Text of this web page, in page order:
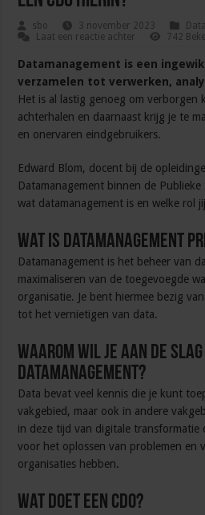
sbo 3 november 2023
Data
Laat een reactie achter
742
Datamanagement is een
verzamelen tot verwerken,
Het is al lastig genoeg om verborgen
achterhalen en daarnaast krijg je te
en onervaren eindgebruikers.
Edward Blom, docent bij de
Datamanagement binnen de
wat datamanagement is en welke rol
Wat is datamanagement
Datamanagement is het beheer van
maximaliseren van de toegevoegde
organisatie. Je bent hiermee bezig
tot het vernietigen van data.
Waarom wil je aan de
datamanagement?
Data bevat veel kennis die je kunt
vakgebied, maar ook in andere
in deze tijd van digitale transformatie
voor het oplossen van problemen en
organisaties hebben.
Wat doet een CDO?